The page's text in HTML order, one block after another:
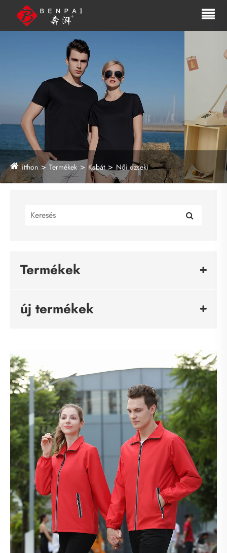
itthon Termékek Kabát Női dzseki
Termékek
új termékek